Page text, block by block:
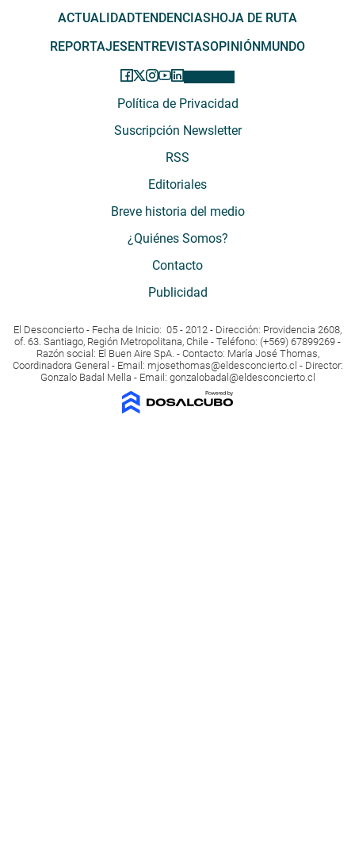
ACTUALIDADTENDENCIAS HOJA DE RUTA
REPORTAJES ENTREVISTASOPINIÓN MUNDO
Política de Privacidad
Suscripción Newsletter
RSS
Editoriales
Breve historia del medio
¿Quiénes Somos?
Contacto
Publicidad
El Desconcierto - Fecha de Inicio: 05 - 2012 - Dirección: Providencia 2608,
of. 63. Santiago, Región Metropolitana, Chile - Teléfono: (+569) 67899269 -
Razón social: El Buen Aire SpA. - Contacto: María José Thomas,
Coordinadora General - Email: mjosethomas@eldesconcierto.cl - Director:
Gonzalo Badal Mella - Email: gonzalobadal@eldesconcierto.cl